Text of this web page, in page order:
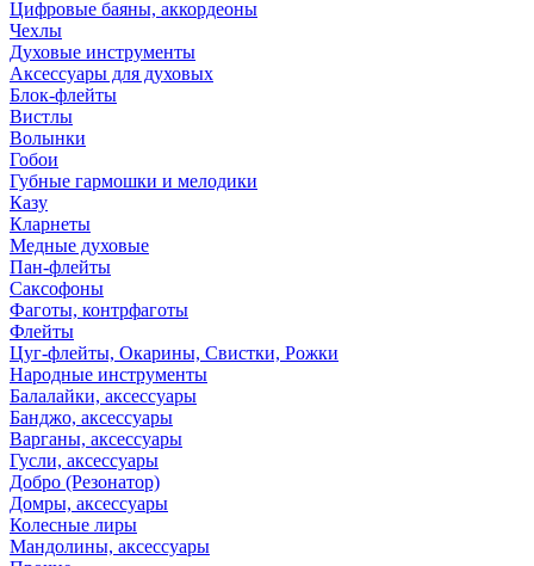
Цифровые баяны, аккордеоны
Чехлы
Духовые инструменты
Аксессуары для духовых
Блок-флейты
Вистлы
Волынки
Гобои
Губные гармошки и мелодики
Казу
Кларнеты
Медные духовые
Пан-флейты
Саксофоны
Фаготы, контрфаготы
Флейты
Цуг-флейты, Окарины, Свистки, Рожки
Народные инструменты
Балалайки, аксессуары
Банджо, аксессуары
Варганы, аксессуары
Гусли, аксессуары
Добро (Резонатор)
Домры, аксессуары
Колесные лиры
Мандолины, аксессуары